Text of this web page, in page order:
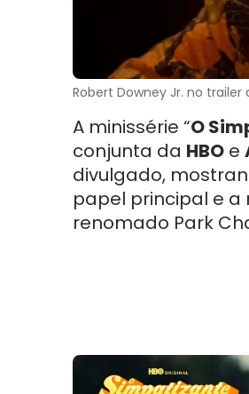
Robert Downey Jr. no
A minissérie “O
conjunta da HBO e
divulgado,
papel principal e
renomado Park